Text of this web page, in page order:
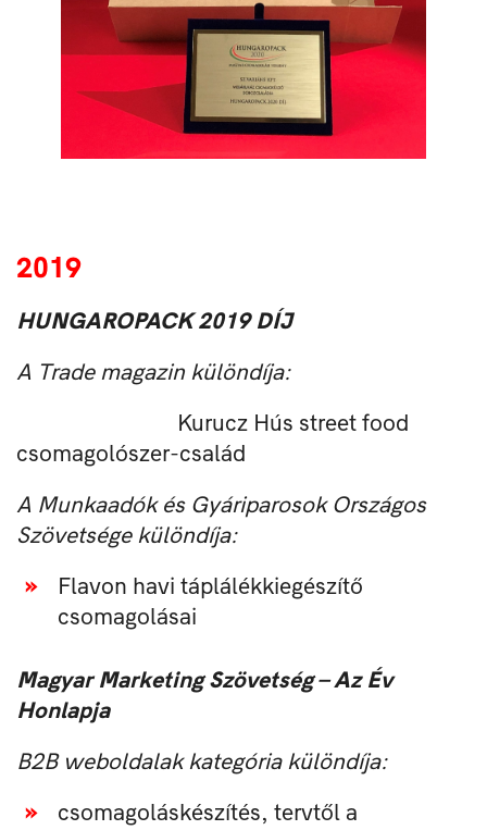
2019
HUNGAROPACK 2019 DÍJ
A Trade magazin különdíja:
Kurucz Hús street food
csomagolószer-család
A Munkaadók és Gyáriparosok Országos
Szövetsége különdíja:
Flavon havi táplálékkiegészítő
csomagolásai
Magyar Marketing Szövetség – Az Év
Honlapja
B2B weboldalak kategória különdíja:
csomagoláskészítés, tervtől a